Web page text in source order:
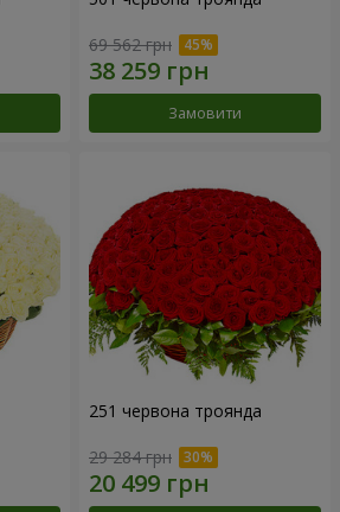
69 562 грн
Замовити
251 червона троянда
29 284 грн